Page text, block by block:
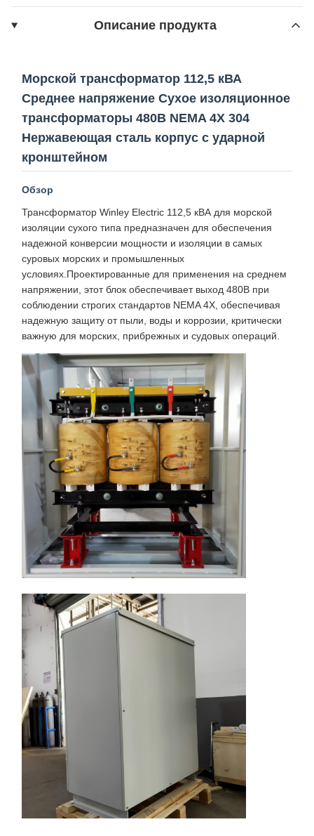
Описание продукта
Морской трансформатор 112,5 кВА
Среднее напряжение Сухое изоляционное
трансформаторы 480В NEMA 4X 304
Нержавеющая сталь корпус с ударной
кронштейном
Обзор
Трансформатор Winley Electric 112,5 кВА для морской
изоляции сухого типа предназначен для обеспечения
надежной конверсии мощности и изоляции в самых
суровых морских и промышленных
условиях.Проектированные для применения на среднем
напряжении, этот блок обеспечивает выход 480В при
соблюдении строгих стандартов NEMA 4X, обеспечивая
надежную защиту от пыли, воды и коррозии, критически
важную для морских, прибрежных и судовых операций.